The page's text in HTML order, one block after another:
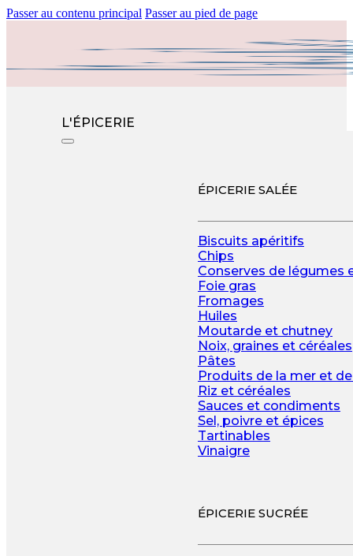
Passer au contenu principal Passer au pied de page
L'ÉPICERIE
ÉPICERIE SALÉE
Biscuits apéritifs
Chips
Conserves de légumes
Foie gras
Fromages
Huiles
Moutarde et chutney
Noix, graines et céréales
Pâtes
Produits de la mer et
Riz et céréales
Sauces et condiments
Sel, poivre et épices
Tartinables
Vinaigre
ÉPICERIE SUCRÉE